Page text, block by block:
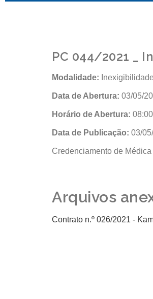
PC 044/2021 _
Modalidade: Inexigibilidade
Data de Abertura: 03/05/
Horário de Abertura:
Data de Publicação: 03/
Credenciamento de
Arquivos
Contrato n.º 026/2021 -